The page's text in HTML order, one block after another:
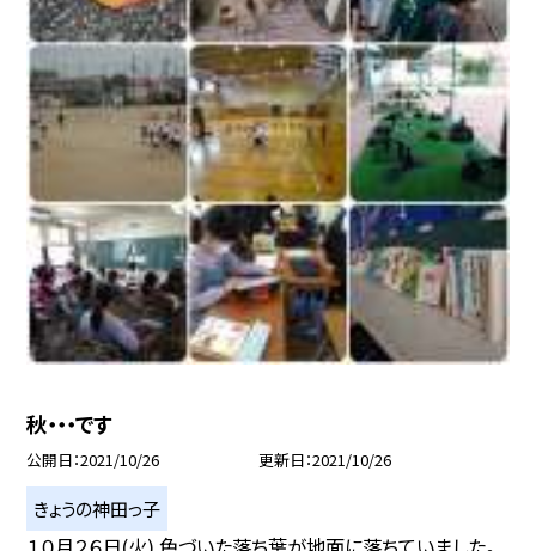
秋・・・です
公開日 2021/10/26 更新日 2021/10/26
きょうの神田っ子